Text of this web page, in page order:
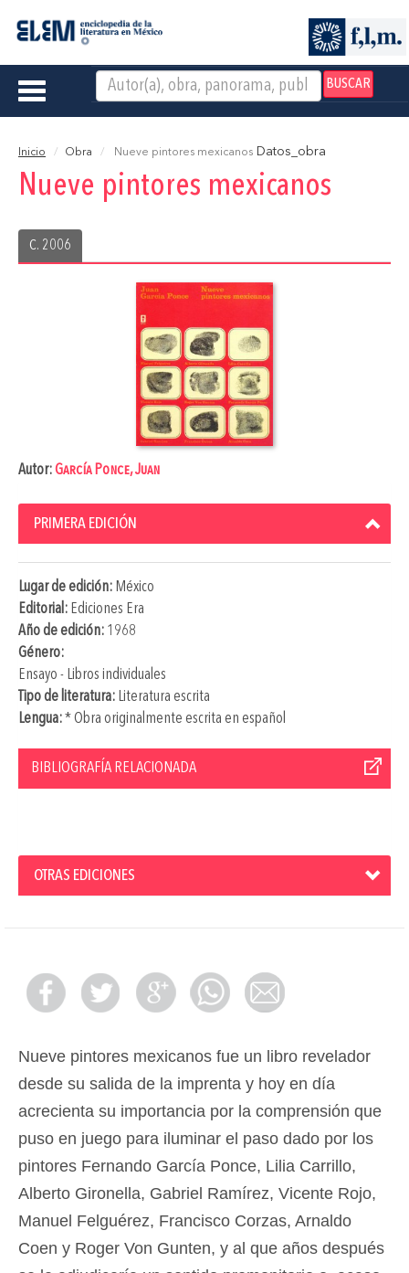
BUSCAR
Toggle
Inicio Obra Nueve pintores mexicanos Datos_obra
Nueve pintores mexicanos
C. 2006
Autor:García Ponce, Juan
PRIMERA EDICIÓN
Lugar de edición: México
Editorial: Ediciones Era
Año de edición: 1968
Género:
Ensayo - Libros individuales
Tipo de literatura: Literatura escrita
Lengua:* Obra originalmente escrita en español
BIBLIOGRAFÍA RELACIONADA
OTRAS EDICIONES
Nueve pintores mexicanos fue un libro revelador
desde su salida de la imprenta y hoy en día
acrecienta su importancia por la comprensión que
puso en juego para iluminar el paso dado por los
pintores Fernando García Ponce, Lilia Carrillo,
Alberto Gironella, Gabriel Ramírez, Vicente Rojo,
Manuel Felguérez, Francisco Corzas, Arnaldo
Coen y Roger Von Gunten, y al que años después